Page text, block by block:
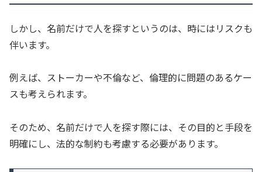
しかし、名前だけで人を探すというのは、時にはリスクも
伴います。
例えば、ストーカーや不倫など、倫理的に問題のあるケー
スも考えられます。
そのため、名前だけで人を探す際には、その目的と手段を
明確にし、法的な制約も考慮する必要があります。